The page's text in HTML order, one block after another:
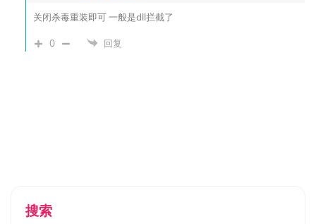
关闭杀毒重装即可 一般是dll拦截了
0 回复
搜索